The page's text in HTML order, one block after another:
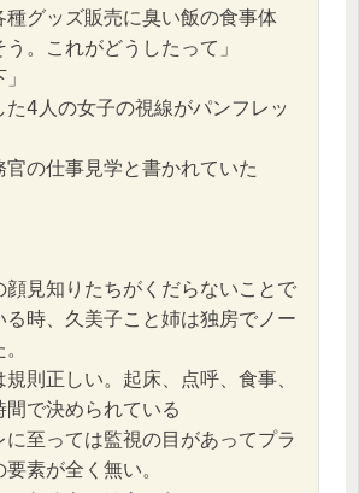
種グッズ販売に臭い飯の食事体
。これがどうしたって」
4人の女子の視線がパンフレッ
の仕事見学と書かれていた
見知りたちがくだらないことで
る時、久美子こと姉は独房でノー
則正しい。起床、点呼、食事、
で決められている
至っては監視の目があってプラ
素が全く無い。